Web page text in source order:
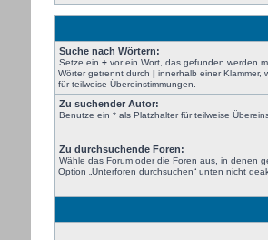
Suche nach Wörtern:
Setze ein +vor ein Wort, das gefunden werden
Wörter getrennt durch | innerhalb einer Klammer,
für teilweise Übereinstimmungen.
Zu suchender Autor:
Benutze ein * als Platzhalter für teilweise
Zu durchsuchende Foren:
Wähle das Forum oder die Foren aus, in denen
Option „Unterforen durchsuchen“ unten nicht